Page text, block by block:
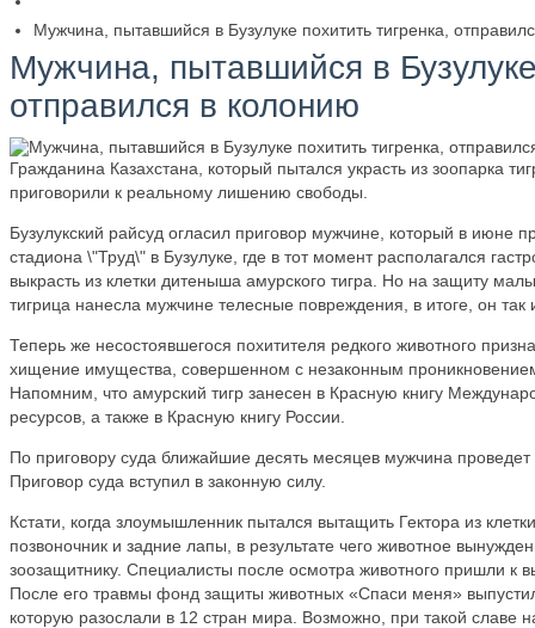
Мужчина, пытавшийся в Бузулуке похитить тигренка,
Мужчина, пытавшийся в
отправился в колонию
Гражданина Казахстана, который пытался украсть из зоопарка
приговорили к реальному лишению свободы.
Бузулукский райсуд огласил приговор мужчине, который в июне
стадиона \"Труд\" в Бузулуке, где в тот момент располагался
выкрасть из клетки дитеныша амурского тигра. Но на защиту
тигрица нанесла мужчине телесные повреждения, в итоге, он
Теперь же несостоявшегося похитителя редкого животного
хищение имущества, совершенном с незаконным
Напомним, что амурский тигр занесен в Красную книгу
ресурсов, а также в Красную книгу России.
По приговору суда ближайшие десять месяцев мужчина
Приговор суда вступил в законную силу.
Кстати, когда злоумышленник пытался вытащить Гектора из
позвоночник и задние лапы, в результате чего животное
зоозащитнику. Специалисты после осмотра животного пришли к
После его травмы фонд защиты животных «Спаси меня»
которую разослали в 12 стран мира. Возможно, при такой славе